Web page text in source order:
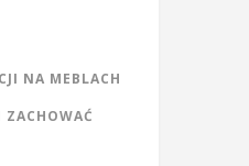
NA MEBLACH